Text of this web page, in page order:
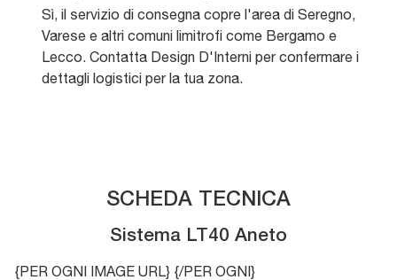
Sì, il servizio di consegna copre l'area di Seregno,
Varese e altri comuni limitrofi come Bergamo e
Lecco. Contatta Design D'Interni per confermare i
dettagli logistici per la tua zona.
SCHEDA TECNICA
Sistema LT40 Aneto
{PER OGNI IMAGE URL} {/PER OGNI}